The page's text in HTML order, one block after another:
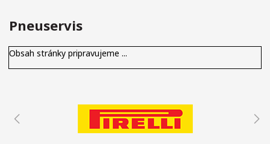
Pneuservis
Obsah stránky pripravujeme ...